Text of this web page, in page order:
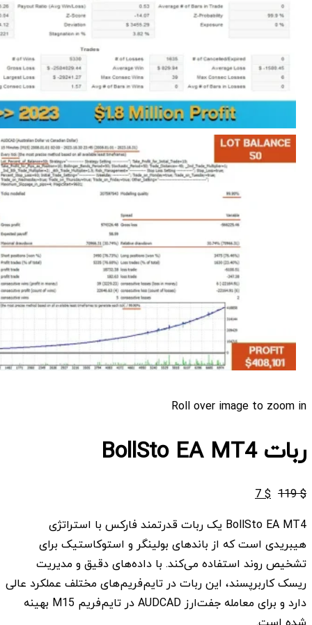
Roll over image to zoom in
ربات BollSto EA MT4
$
119
قیمت
$ 119
بود.
$
7 قیمت
$ 7
است.
BollSto EA MT4 یک ربات قدرتمند فارکس با استراتژی
هیبریدی است که از باندهای بولینگر و استوکاستیک برای
تشخیص روند استفاده می‌کند. با داده‌های دقیق و مدیریت
ریسک کاربرپسند، این ربات در تایم‌فریم‌های مختلف عملکرد عالی
دارد و برای معامله جفت‌ارز AUDCAD در تایم‌فریم M15 بهینه